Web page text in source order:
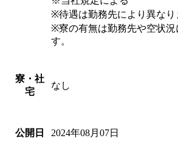
※待遇は勤務先により異なり
※寮の有無は勤務先や空状況
す。
寮・社
宅
なし
公開日 2024年08月07日